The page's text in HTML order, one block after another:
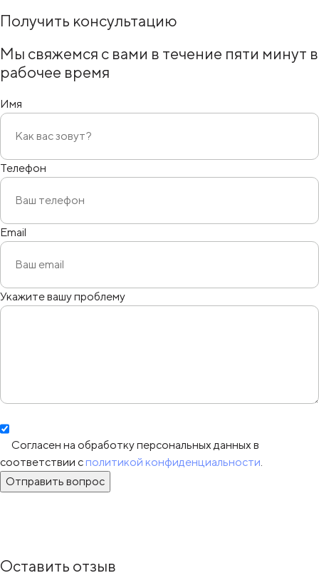
Получить консультацию
Мы свяжемся с вами в течение пяти минут в
рабочее время
Имя
Телефон
Email
Укажите вашу проблему
Согласен на обработку персональных данных в
соответствии с политикой конфиденциальности.
Отправить вопрос
Оставить отзыв